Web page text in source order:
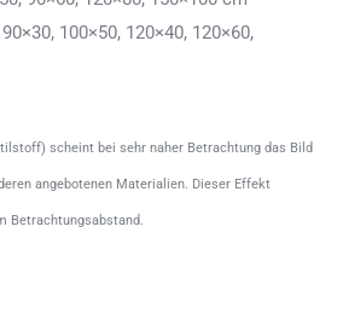
100×50, 120×40, 120×60,
scheint bei sehr naher Betrachtung das Bild
angebotenen Materialien. Dieser Effekt
Betrachtungsabstand.